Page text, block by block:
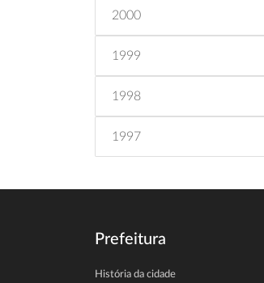
2000
1999
1998
1997
Prefeitura
História da cidade